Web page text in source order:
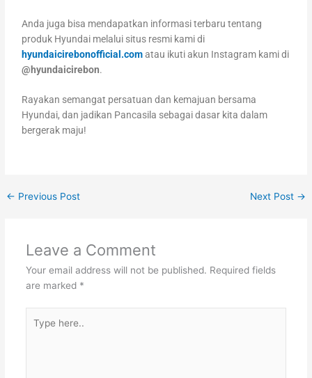
Anda juga bisa mendapatkan informasi terbaru tentang
produk Hyundai melalui situs resmi kami di
hyundaicirebonofficial.comatau ikuti akun Instagram kami di
@hyundaicirebon.
Rayakan semangat persatuan dan kemajuan bersama
Hyundai, dan jadikan Pancasila sebagai dasar kita dalam
bergerak maju!
← Previous Post Next Post →
Leave a Comment
Your email address will not be published. Required fields
are marked *
here..